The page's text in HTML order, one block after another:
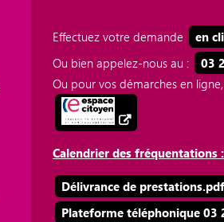
Effectuez votre demande
en
Ou bien appelez-nous au :
03
Ou pour vos démarches en
Calendrier des fréquentations :
Délivrance de prestations.pdf
Plateforme téléphonique 03